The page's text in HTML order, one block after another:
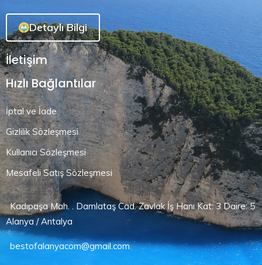
Detaylı Bilgi
İletişim
Hızlı Bağlantılar
İptal ve İade
Gizlilik Sözleşmesi
Kullanıcı Sözleşmesi
Mesafeli Satış Sözleşmesi
Kadıpaşa Mah. . Damlataş Cad. Zavlak İş Hanı Kat: 3 Daire: 5
Alanya / Antalya
bestofalanyacom@gmail.com